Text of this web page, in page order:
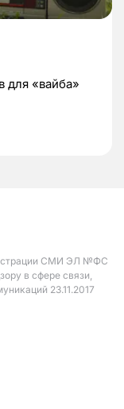
для «вайба»
СМИ ЭЛ №ФС
в сфере связи,
23.11.2017